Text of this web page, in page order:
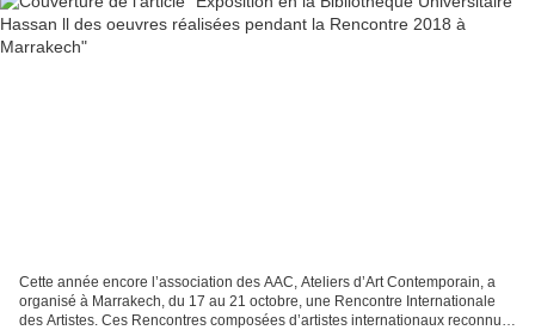
Cette année encore l’association des AAC, Ateliers d’Art Contemporain, a
organisé à Marrakech, du 17 au 21 octobre, une Rencontre Internationale
des Artistes. Ces Rencontres composées d’artistes internationaux reconnus,